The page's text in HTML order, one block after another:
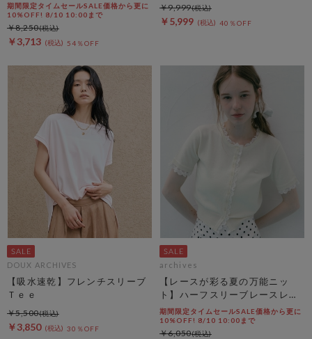
期間限定タイムセールSALE価格から更に
10%OFF! 8/10 10:00まで
￥3,713 54％OFF
￥8,250
￥5,999 40％OFF
￥9,999
DOUX ARCHIVES
【吸水速乾】フレンチスリーブ
Ｔｅｅ
￥3,850 30％OFF
￥5,500
archives
【レースが彩る夏の万能ニッ
ト】ハーフスリーブレースレイ
ヤードニットカーディガン
期間限定タイムセールSALE価格から更に
10%OFF! 8/10 10:00まで
￥6,050